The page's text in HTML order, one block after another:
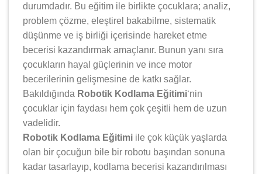
durumdadır. Bu eğitim ile birlikte çocuklara; analiz,
problem çözme, eleştirel bakabilme, sistematik
düşünme ve iş birliği içerisinde hareket etme
becerisi kazandırmak amaçlanır. Bunun yanı sıra
çocukların hayal güçlerinin ve ince motor
becerilerinin gelişmesine de katkı sağlar.
Bakıldığında Robotik Kodlama Eğitimi‘nin
çocuklar için faydası hem çok çeşitli hem de uzun
vadelidir.
Robotik Kodlama Eğitimi ile çok küçük yaşlarda
olan bir çocuğun bile bir robotu başından sonuna
kadar tasarlayıp, kodlama becerisi kazandırılması